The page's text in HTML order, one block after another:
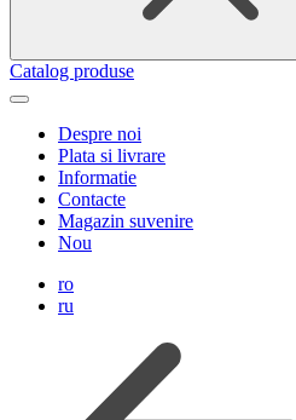
Catalog produse
Despre noi
Plata si livrare
Informatie
Contacte
Magazin suvenire
Nou
ro
ru